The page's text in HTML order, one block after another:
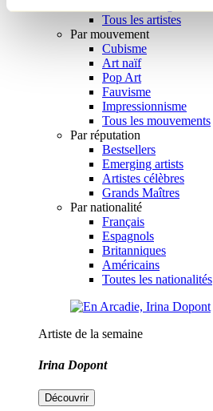
Tous les artistes
Par mouvement
Cubisme
Art naïf
Pop Art
Fauvisme
Impressionnisme
Tous les mouvements
Par réputation
Bestsellers
Emerging artists
Artistes célèbres
Grands Maîtres
Par nationalité
Français
Espagnols
Britanniques
Américains
Toutes les nationalités
Artiste de la semaine
Irina Dopont
Découvrir